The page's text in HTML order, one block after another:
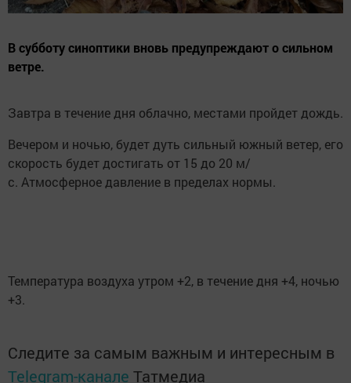
В субботу синоптики вновь предупреждают о сильном
ветре.
Завтра в течение дня облачно, местами пройдет дождь.
Вечером и ночью, будет дуть сильный южный ветер, его
скорость будет достигать от 15 до 20 м/
с. Атмосферное давление в пределах нормы.
Температура воздуха утром +2, в течение дня +4, ночью
+3.
Следите за самым важным и интересным в
Telegram-канале Татмедиа